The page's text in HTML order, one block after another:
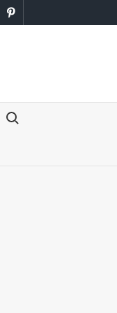
pinterest
Search for: